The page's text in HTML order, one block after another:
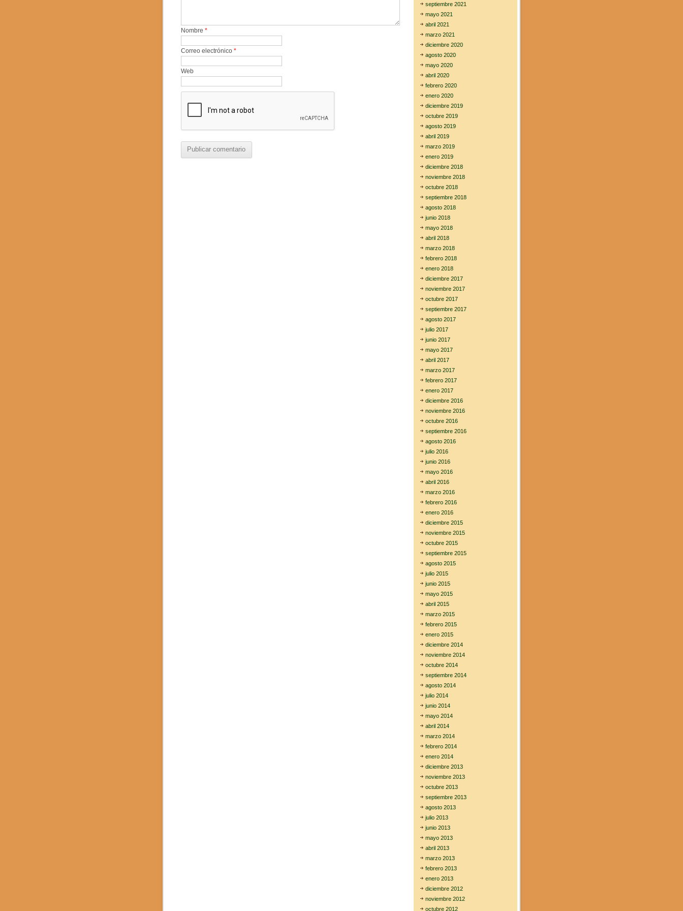
Nombre *
Correo electrónico *
Web
septiembre 2021
mayo 2021
abril 2021
marzo 2021
diciembre 2020
agosto 2020
mayo 2020
abril 2020
febrero 2020
enero 2020
diciembre 2019
octubre 2019
agosto 2019
abril 2019
marzo 2019
enero 2019
diciembre 2018
noviembre 2018
octubre 2018
septiembre 2018
agosto 2018
junio 2018
mayo 2018
abril 2018
marzo 2018
febrero 2018
enero 2018
diciembre 2017
noviembre 2017
octubre 2017
septiembre 2017
agosto 2017
julio 2017
junio 2017
mayo 2017
abril 2017
marzo 2017
febrero 2017
enero 2017
diciembre 2016
noviembre 2016
octubre 2016
septiembre 2016
agosto 2016
julio 2016
junio 2016
mayo 2016
abril 2016
marzo 2016
febrero 2016
enero 2016
diciembre 2015
noviembre 2015
octubre 2015
septiembre 2015
agosto 2015
julio 2015
junio 2015
mayo 2015
abril 2015
marzo 2015
febrero 2015
enero 2015
diciembre 2014
noviembre 2014
octubre 2014
septiembre 2014
agosto 2014
julio 2014
junio 2014
mayo 2014
abril 2014
marzo 2014
febrero 2014
enero 2014
diciembre 2013
noviembre 2013
octubre 2013
septiembre 2013
agosto 2013
julio 2013
junio 2013
mayo 2013
abril 2013
marzo 2013
febrero 2013
enero 2013
diciembre 2012
noviembre 2012
octubre 2012